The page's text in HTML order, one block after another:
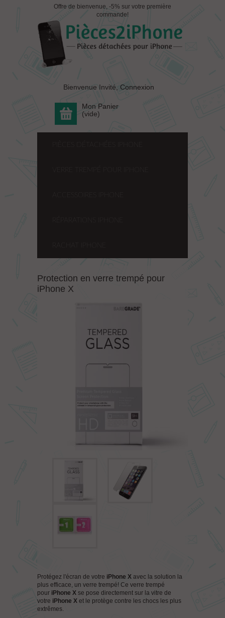
Offre de bienvenue, -5% sur votre première
commande!
Bienvenue Invité, Connexion
Mon Panier
(vide)
Protection en verre trempé pour
iPhone X
Protégez l'écran de votre iPhone X avec la solution la
plus efficace, un verre trempé! Ce verre trempé
pour iPhone X se pose directement sur la vitre de
votre iPhone X et le protège contre les chocs les plus
extrêmes.